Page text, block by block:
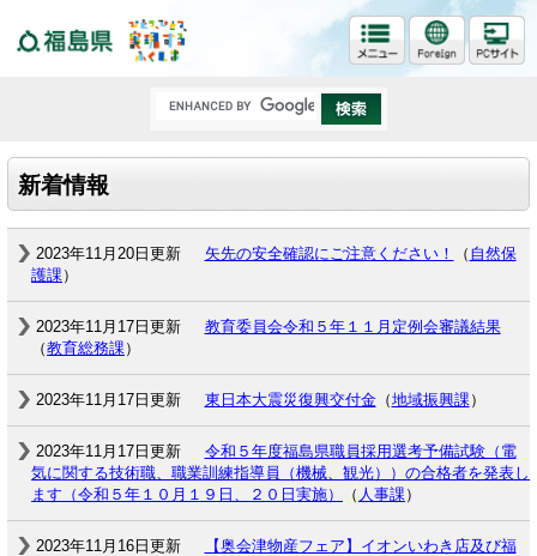
新着情報
2023年11月20日更新 矢先の安全確認にご注意ください！ （ 自然保
護課）
2023年11月17日更新
教育委員会令和５年１１月定例会審議結果
（教育総務課）
2023年11月17日更新 東日本大震災復興交付金（地域振興課）
2023年11月17日更新
令和５年度福島県職員採用選考予備試験（電
気に関する技術職、職業訓練指導員（機械、観光））の合格者を発表し
ます（令和５年１０月１９日、２０日実施）
（ 人事課）
2023年11月16日更新
【奥会津物産フェア】イオンいわき店及び福